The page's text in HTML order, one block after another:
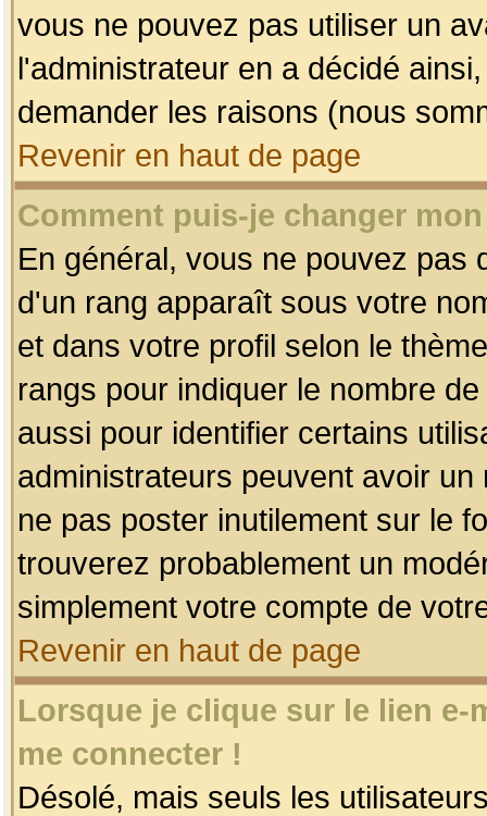
vous ne pouvez pas utiliser un
l'administrateur en a décidé
demander les raisons (nous
Revenir en haut de page
Comment puis-je changer
En général, vous ne pouvez pas
d'un rang apparaît sous votre
et dans votre profil selon le
rangs pour indiquer le nombre
aussi pour identifier certains
administrateurs peuvent avoir
ne pas poster inutilement sur le
trouverez probablement un
simplement votre compte de
Revenir en haut de page
Lorsque je clique sur le lien
me connecter !
Désolé, mais seuls les